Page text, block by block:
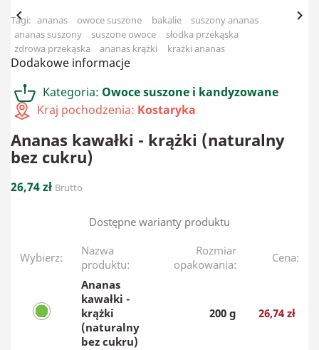
 
Tagi: ananas owoce suszone bakalie
suszony ananas
ananas suszony
suszone owoce
słodka przekąska
zdrowa przekąska
ananas krążki krażki ananas
Dodakowe informacje
Kategoria: Owoce suszone i kandyzowane
Kraj pochodzenia: Kostaryka
Ananas kawałki - krążki (naturalny
bez cukru)
26,74 zł Brutto
Dostępne warianty produktu
Wybierz:
Nazwa
produktu:
Rozmiar
opakowania:
Cena:
Ananas
kawałki -
krążki
(naturalny
bez cukru)
200 g 26,74 zł